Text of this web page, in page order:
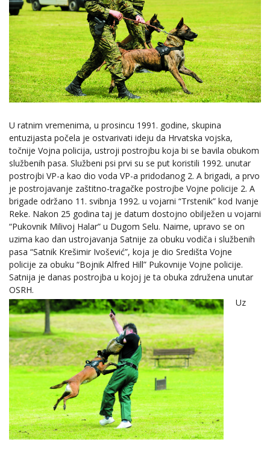
U ratnim vremenima, u prosincu 1991. godine, skupina
entuzijasta počela je ostvarivati ideju da Hrvatska vojska,
točnije Vojna policija, ustroji postrojbu koja bi se bavila obukom
službenih pasa. Službeni psi prvi su se put koristili 1992. unutar
postrojbi VP-a kao dio voda VP-a pridodanog 2. A brigadi, a prvo
je postrojavanje zaštitno-tragačke postrojbe Vojne policije 2. A
brigade održano 11. svibnja 1992. u vojarni “Trstenik” kod Ivanje
Reke. Nakon 25 godina taj je datum dostojno obilježen u vojarni
“Pukovnik Milivoj Halar” u Dugom Selu. Naime, upravo se on
uzima kao dan ustrojavanja Satnije za obuku vodiča i službenih
pasa “Satnik Krešimir Ivošević”, koja je dio Središta Vojne
policije za obuku “Bojnik Alfred Hill” Pukovnije Vojne policije.
Satnija je danas postrojba u kojoj je ta obuka združena unutar
OSRH.
Uz